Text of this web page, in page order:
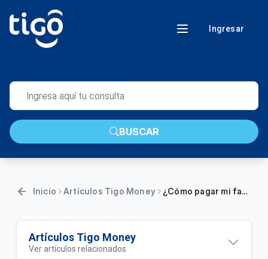
Ingresar
BUSCAR
Inicio Artículos Tigo Money ¿Cómo pagar mi factura de la ANDE con mi billetera Tigo Money?
Artículos Tigo Money
Ver artículos relacionados